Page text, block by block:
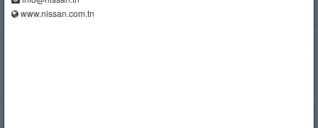
www.nissan.com.tn